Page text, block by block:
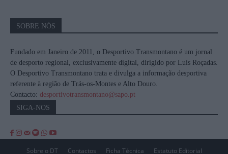
SOBRE NÓS
Fundado em Janeiro de 2011, o Desportivo Transmontano é um jornal
de desporto regional, exclusivamente digital, dirigido por Luís Roçadas.
O Desportivo Transmontano trata e divulga a informação desportiva
referente à região de Trás-os-Montes e Alto Douro.
Contacto: desportivotransmontano@sapo.pt
SIGA-NOS
Sobre o DT Contactos Ficha Técnica Estatuto Editorial